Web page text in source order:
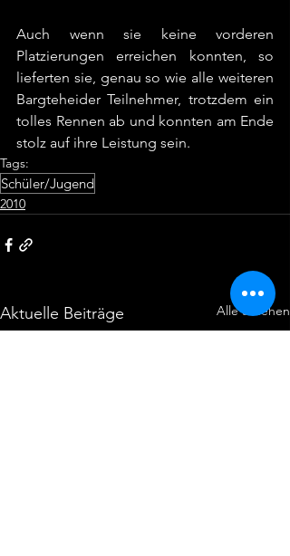
Auch wenn sie keine vorderen
Platzierungen erreichen konnten, so
lieferten sie, genau so wie alle weiteren
Bargteheider Teilnehmer, trotzdem ein
tolles Rennen ab und konnten am Ende
stolz auf ihre Leistung sein.
Tags:
Schüler/Jugend
2010
Aktuelle Beiträge Alle ansehen